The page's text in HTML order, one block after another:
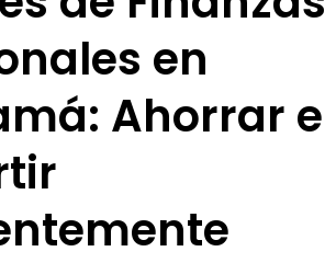
en
Ahorrar e